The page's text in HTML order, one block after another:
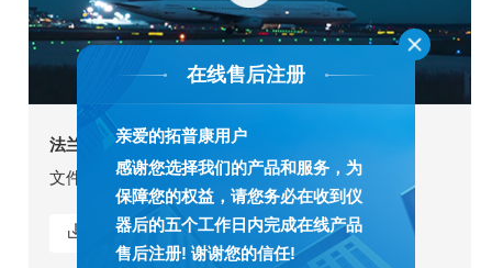
法兰克福机场 Smoothride应用
文件格式:
文件大小:
视频下载
在线售后注册
亲爱的拓普康用户
感谢您选择我们的产品和服务，为
保障您的权益，请您务必在收到仪
器后的五个工作日内完成在线产品
售后注册! 谢谢您的信任!